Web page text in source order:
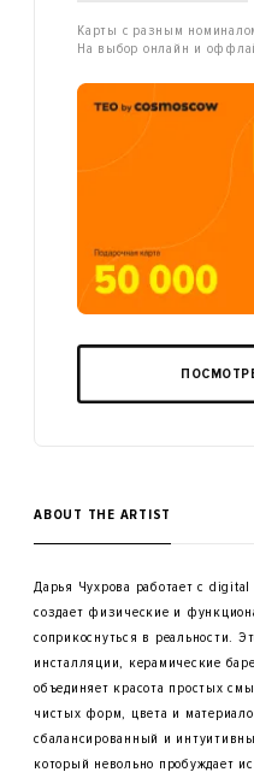
Карты с разным
На выбор онлайн и
ABOUT THE ARTIST
Дарья Чухрова работает с
создает физические и
соприкоснуться в реальности.
инсталляции, керамические
объединяет красота простых
чистых форм, цвета и
сбалансированный и
который невольно пробуждает